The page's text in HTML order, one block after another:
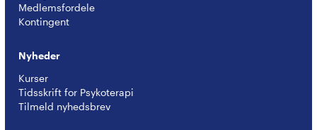
Medlemsfordele
Kontingent
Nyheder
Kurser
Tidsskrift for Psykoterapi
Tilmeld nyhedsbrev